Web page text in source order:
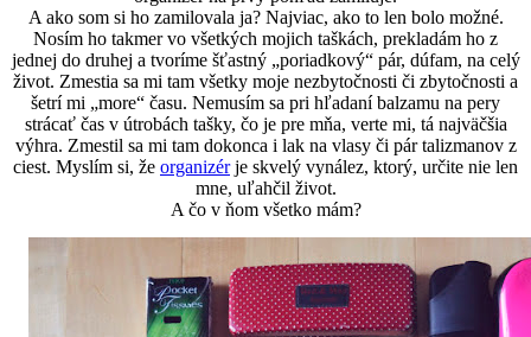
A ako som si ho zamilovala ja? Najviac, ako to len bolo možné.
Nosím ho takmer vo všetkých mojich taškách, prekladám ho z
jednej do druhej a tvoríme šťastný „poriadkový“ pár, dúfam, na celý
život. Zmestia sa mi tam všetky moje nezbytočnosti či zbytočnosti a
šetrí mi „more“ času. Nemusím sa pri hľadaní balzamu na pery
strácať čas v útrobách tašky, čo je pre mňa, verte mi, tá najväčšia
výhra. Zmestil sa mi tam dokonca i lak na vlasy či pár talizmanov z
ciest. Myslím si, že organizérje skvelý vynález, ktorý, určite nie len
mne, uľahčil život.
A čo v ňom všetko mám?